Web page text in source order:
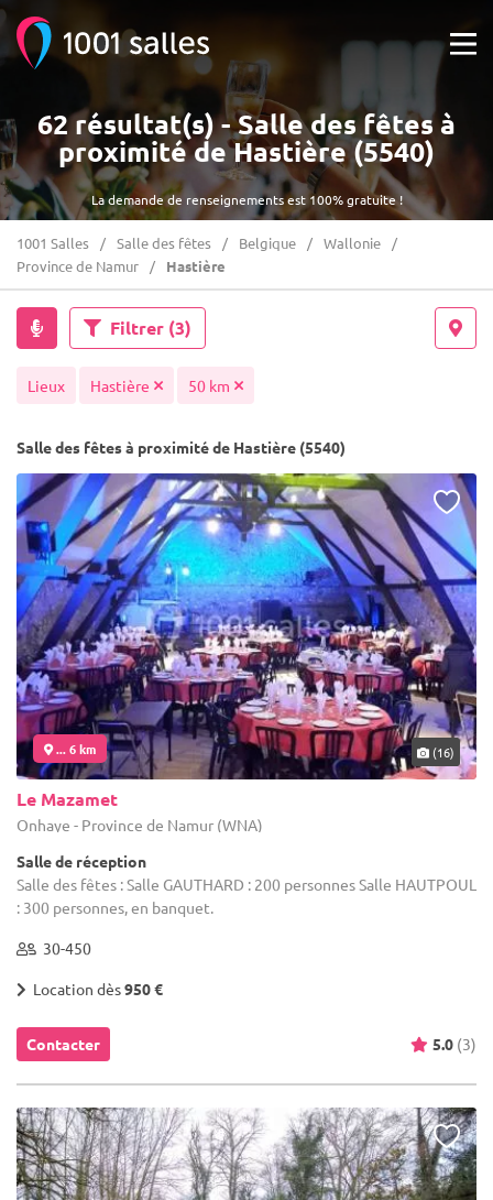
La demande de renseignements est 100% gratuite !
62 résultat(s) - Salle des fêtes à
proximité de Hastière (5540)
1001 Salles Salle des fêtes Belgique
Wallonie
Province de Namur
Hastière
Filtrer (3)
Lieux Hastière 50 km
Salle des fêtes à proximité de Hastière (5540)
... 6 km (16)
Le Mazamet
Onhaye - Province de Namur (WNA)
Salle de réception
Salle des fêtes : Salle GAUTHARD : 200 personnes Salle HAUTPOUL
: 300 personnes, en banquet.
30-450
Location dès950 €
Contacter 5.0 (3)